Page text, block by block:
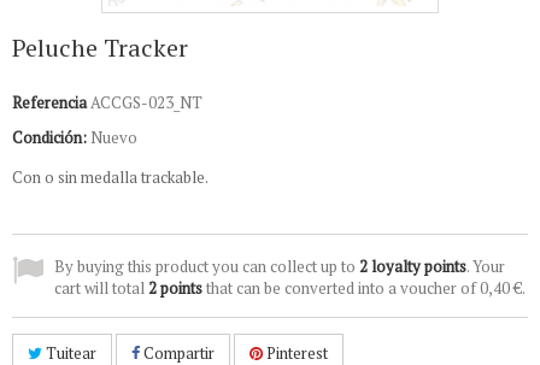
Peluche Tracker
ReferenciaACCGS-023_NT
Condición: Nuevo
Con o sin medalla trackable.
By buying this product you can collect up to 2loyalty points. Your
cart will total2pointsthat can be converted into a voucher of0,40 €.
Tuitear Compartir Pinterest